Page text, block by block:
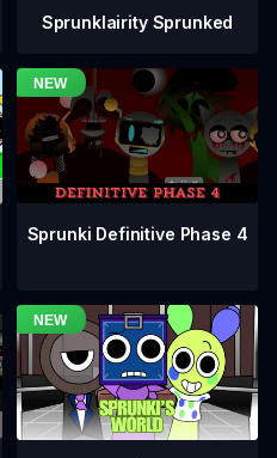
Sprunklairity Sprunked
Sprunki Definitive Phase 4